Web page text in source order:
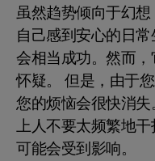
虽然趋势倾向于幻
自己感到安心的日
会相当成功。然而
怀疑。 但是，由于
您的烦恼会很快消
上人不要太频繁地
可能会受到影响。